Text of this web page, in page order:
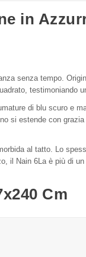
in
senza tempo.
testimoniando
di blu scuro e
si estende con
al tatto. Lo
il Nain 6La è più di
Cm